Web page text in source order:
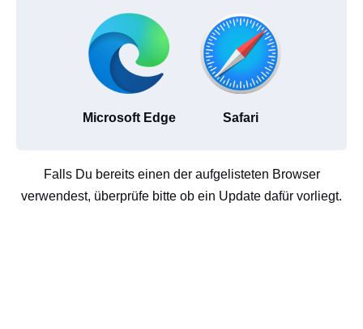
Microsoft Edge Safari
Falls Du bereits einen der aufgelisteten Browser
verwendest, überprüfe bitte ob ein Update dafür vorliegt.